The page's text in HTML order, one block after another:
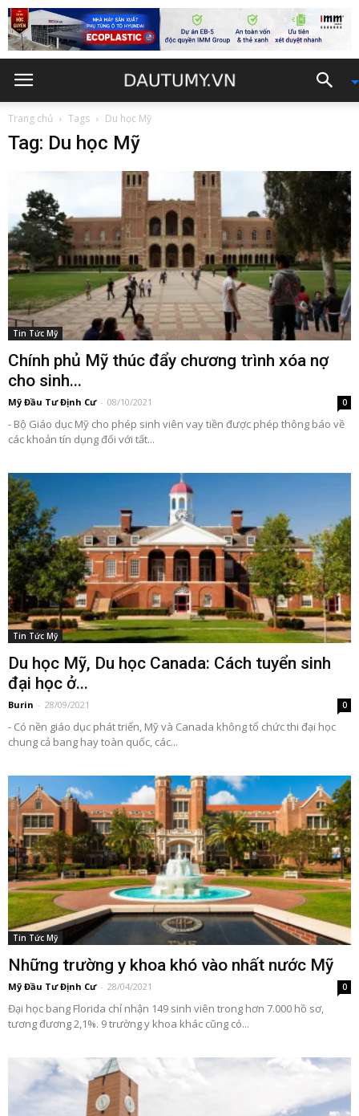
Trang chủ Tags Du học Mỹ
Tag: Du học Mỹ
Tin Tức Mỹ
Chính phủ Mỹ thúc đẩy chương trình xóa nợ
cho sinh...
Mỹ Đầu Tư Định Cư - 08/10/2021 0
- Bộ Giáo dục Mỹ cho phép sinh viên vay tiền được phép thông báo về
các khoản tín dụng đối với tất...
Tin Tức Mỹ
Du học Mỹ, Du học Canada: Cách tuyển sinh
đại học ở...
Burin - 28/09/2021 0
- Có nền giáo dục phát triển, Mỹ và Canada không tổ chức thi đại học
chung cả bang hay toàn quốc, các...
Tin Tức Mỹ
Những trường y khoa khó vào nhất nước Mỹ
Mỹ Đầu Tư Định Cư - 28/04/2021 0
Đại học bang Florida chỉ nhận 149 sinh viên trong hơn 7.000 hồ sơ,
tương đương 2,1%. 9 trường y khoa khác cũng có...